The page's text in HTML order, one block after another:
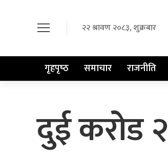
२२ श्रावण २०८३, शुक्रबार
गृहपृष्‍ठ समाचार राजनीति
दुई करोड